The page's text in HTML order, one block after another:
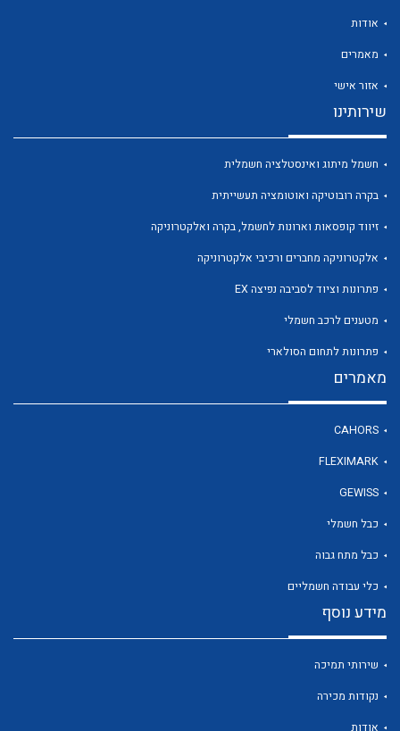
לכל מוצרי היצרן
אודות
מאמרים
אזור אישי
שירותינו
חשמל מיתוג ואינסטלציה חשמלית
בקרה רובוטיקה ואוטומציה תעשייתית
זיווד קופסאות וארונות לחשמל, בקרה ואלקטרוניקה
אלקטרוניקה מחברים ורכיבי אלקטרוניקה
פתרונות וציוד לסביבה נפיצה EX
מטענים לרכב חשמלי
פתרונות לתחום הסולארי
מאמרים
CAHORS
FLEXIMARK
GEWISS
כבל חשמלי
כבל מתח גבוה
כלי עבודה חשמליים
מידע נוסף
שירותי תמיכה
נקודות מכירה
אודות